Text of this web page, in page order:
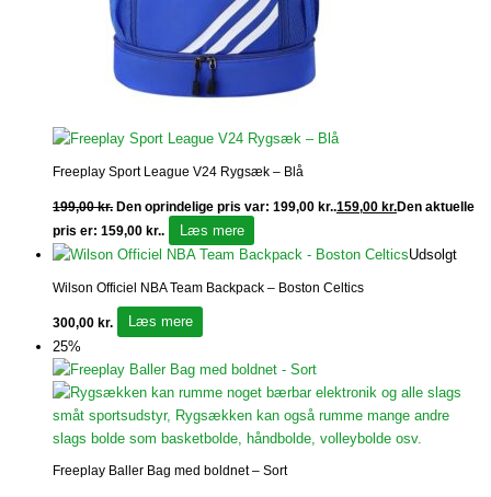
Freeplay Sport League V24 Rygsæk – Blå
199,00kr. Den oprindelige pris var: 199,00 kr..159,00 kr.Den aktuelle
pris er: 159,00 kr..
Læs mere
Udsolgt
Wilson Officiel NBA Team Backpack – Boston Celtics
300,00 kr.
Læs mere
25%
Freeplay Baller Bag med boldnet – Sort